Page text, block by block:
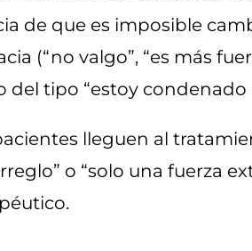
de que es imposible
(“no valgo”, “es más
tipo “estoy condenado
lleguen al
o “solo una fuerza